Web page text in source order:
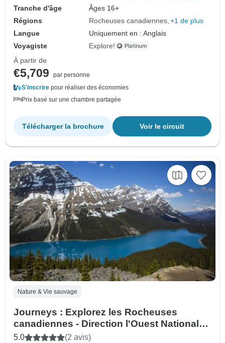
Tranche d'âge
Âges 16+
Régions
Rocheuses canadiennes +1 de plus
Langue
Uniquement en : Anglais
Voyagiste
Explore!
À partir de
€5,709
par personne
S'inscrire pour réaliser des économies
Prix basé sur une chambre partagée
Voir le circuit
Télécharger la brochure
Nature & Vie sauvage
Journeys : Explorez les Rocheuses
canadiennes - Direction l'Ouest National
Geographic
5.0 (2 avis)